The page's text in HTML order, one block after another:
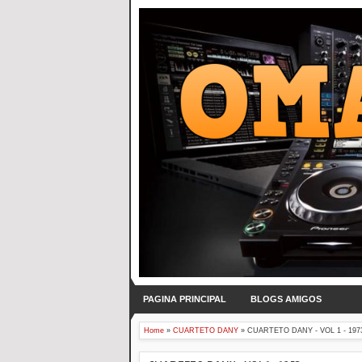
PAGINA PRINCIPAL BLOGS AMIGOS
Home » CUARTETO DANY » CUARTETO DANY - VOL 1 -